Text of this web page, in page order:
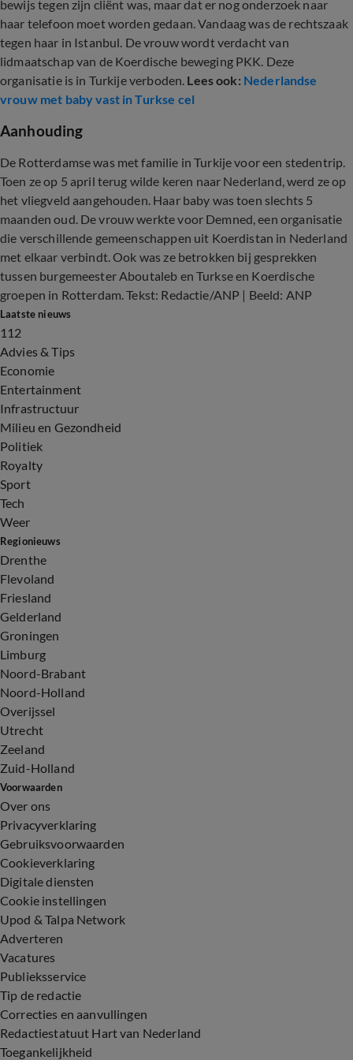
bewijs tegen zijn cliënt was, maar dat er nog onderzoek naar
haar telefoon moet worden gedaan. Vandaag was de rechtszaak
tegen haar in Istanbul. De vrouw wordt verdacht van
lidmaatschap van de Koerdische beweging PKK. Deze
organisatie is in Turkije verboden. Lees ook: Nederlandse
vrouw met baby vast in Turkse cel
Aanhouding
De Rotterdamse was met familie in Turkije voor een stedentrip.
Toen ze op 5 april terug wilde keren naar Nederland, werd ze op
het vliegveld aangehouden. Haar baby was toen slechts 5
maanden oud. De vrouw werkte voor Demned, een organisatie
die verschillende gemeenschappen uit Koerdistan in Nederland
met elkaar verbindt. Ook was ze betrokken bij gesprekken
tussen burgemeester Aboutaleb en Turkse en Koerdische
groepen in Rotterdam. Tekst: Redactie/ANP | Beeld: ANP
Laatste nieuws
112
Advies & Tips
Economie
Entertainment
Infrastructuur
Milieu en Gezondheid
Politiek
Royalty
Sport
Tech
Weer
Regionieuws
Drenthe
Flevoland
Friesland
Gelderland
Groningen
Limburg
Noord-Brabant
Noord-Holland
Overijssel
Utrecht
Zeeland
Zuid-Holland
Voorwaarden
Over ons
Privacyverklaring
Gebruiksvoorwaarden
Cookieverklaring
Digitale diensten
Cookie instellingen
Upod & Talpa Network
Adverteren
Vacatures
Publieksservice
Tip de redactie
Correcties en aanvullingen
Redactiestatuut Hart van Nederland
Toegankelijkheid